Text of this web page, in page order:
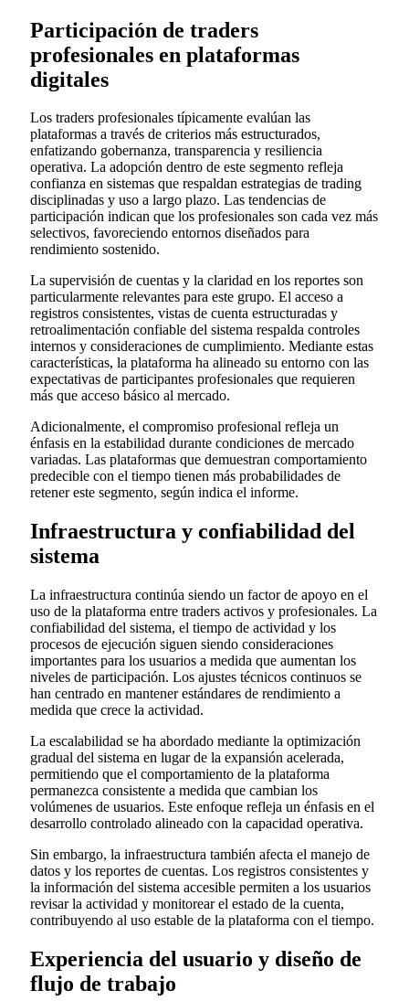
Participación de traders
profesionales en plataformas
digitales
Los traders profesionales típicamente evalúan las
plataformas a través de criterios más estructurados,
enfatizando gobernanza, transparencia y resiliencia
operativa. La adopción dentro de este segmento refleja
confianza en sistemas que respaldan estrategias de trading
disciplinadas y uso a largo plazo. Las tendencias de
participación indican que los profesionales son cada vez más
selectivos, favoreciendo entornos diseñados para
rendimiento sostenido.
La supervisión de cuentas y la claridad en los reportes son
particularmente relevantes para este grupo. El acceso a
registros consistentes, vistas de cuenta estructuradas y
retroalimentación confiable del sistema respalda controles
internos y consideraciones de cumplimiento. Mediante estas
características, la plataforma ha alineado su entorno con las
expectativas de participantes profesionales que requieren
más que acceso básico al mercado.
Adicionalmente, el compromiso profesional refleja un
énfasis en la estabilidad durante condiciones de mercado
variadas. Las plataformas que demuestran comportamiento
predecible con el tiempo tienen más probabilidades de
retener este segmento, según indica el informe.
Infraestructura y confiabilidad del
sistema
La infraestructura continúa siendo un factor de apoyo en el
uso de la plataforma entre traders activos y profesionales. La
confiabilidad del sistema, el tiempo de actividad y los
procesos de ejecución siguen siendo consideraciones
importantes para los usuarios a medida que aumentan los
niveles de participación. Los ajustes técnicos continuos se
han centrado en mantener estándares de rendimiento a
medida que crece la actividad.
La escalabilidad se ha abordado mediante la optimización
gradual del sistema en lugar de la expansión acelerada,
permitiendo que el comportamiento de la plataforma
permanezca consistente a medida que cambian los
volúmenes de usuarios. Este enfoque refleja un énfasis en el
desarrollo controlado alineado con la capacidad operativa.
Sin embargo, la infraestructura también afecta el manejo de
datos y los reportes de cuentas. Los registros consistentes y
la información del sistema accesible permiten a los usuarios
revisar la actividad y monitorear el estado de la cuenta,
contribuyendo al uso estable de la plataforma con el tiempo.
Experiencia del usuario y diseño de
flujo de trabajo